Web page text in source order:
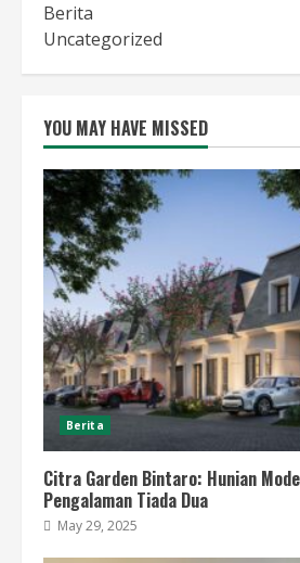
Berita
Uncategorized
YOU MAY HAVE MISSED
Berita
Citra Garden Bintaro: Hunian
Pengalaman Tiada Dua
May 29, 2025